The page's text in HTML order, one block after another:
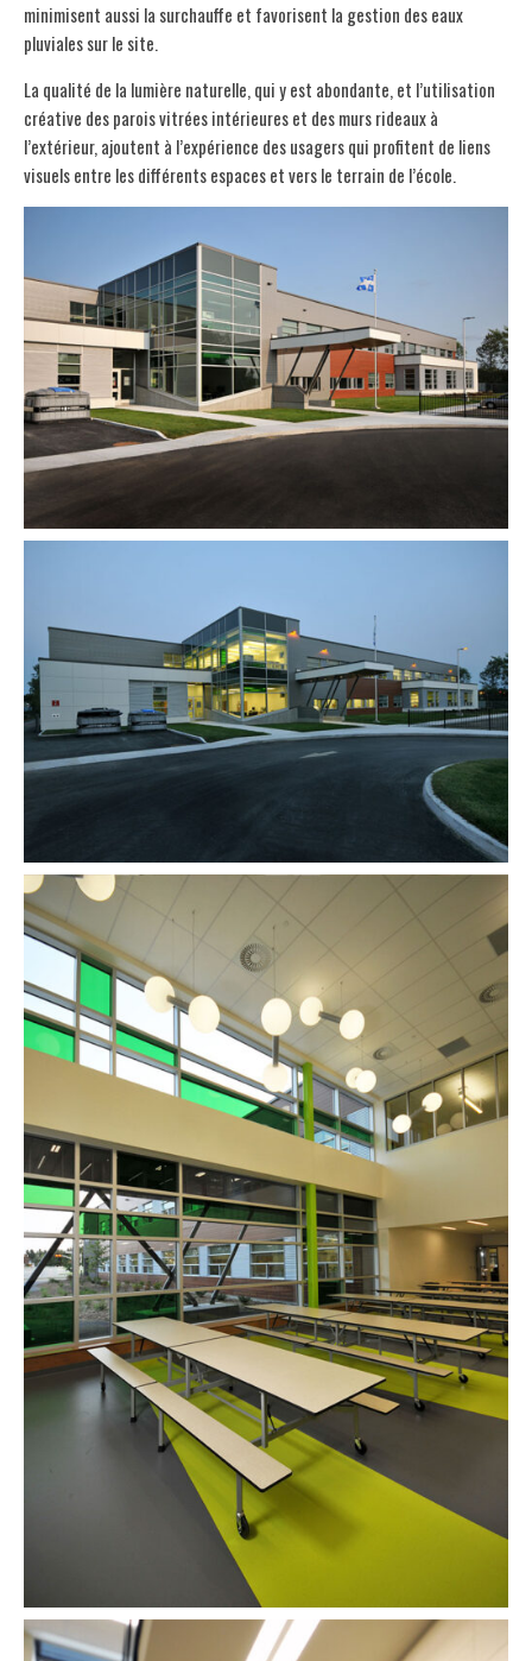
minimisent aussi la surchauffe et favorisent la gestion des eaux
pluviales sur le site.
La qualité de la lumière naturelle, qui y est abondante, et l’utilisation
créative des parois vitrées intérieures et des murs rideaux à
l’extérieur, ajoutent à l’expérience des usagers qui profitent de liens
visuels entre les différents espaces et vers le terrain de l’école.